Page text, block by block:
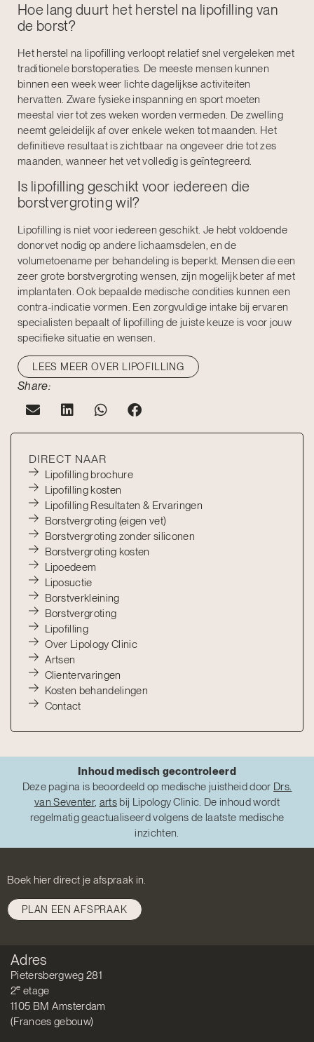
Hoe lang duurt het herstel na lipofilling van
de borst?
Het herstel na lipofilling verloopt relatief snel vergeleken met
traditionele borstoperaties. De meeste mensen kunnen
binnen een week weer lichte dagelijkse activiteiten
hervatten. Zware fysieke inspanning en sport moeten
meestal vier tot zes weken worden vermeden. De zwelling
neemt geleidelijk af over enkele weken tot maanden. Het
definitieve resultaat is zichtbaar na ongeveer drie tot zes
maanden, wanneer het vet volledig is geïntegreerd.
Is lipofilling geschikt voor iedereen die
borstvergroting wil?
Lipofilling is niet voor iedereen geschikt. Je hebt voldoende
donorvet nodig op andere lichaamsdelen, en de
volumetoename per behandeling is beperkt. Mensen die een
zeer grote borstvergroting wensen, zijn mogelijk beter af met
implantaten. Ook bepaalde medische condities kunnen een
contra-indicatie vormen. Een zorgvuldige intake bij ervaren
specialisten bepaalt of lipofilling de juiste keuze is voor jouw
specifieke situatie en wensen.
LEES MEER OVER LIPOFILLING
Share:
DIRECT NAAR
Lipofilling brochure
Lipofilling kosten
Lipofilling Resultaten & Ervaringen
Borstvergroting (eigen vet)
Borstvergroting zonder siliconen
Borstvergroting kosten
Lipoedeem
Liposuctie
Borstverkleining
Borstvergroting
Lipofilling
Over Lipology Clinic
Artsen
Clientervaringen
Kosten behandelingen
Contact
Inhoud medisch gecontroleerd
Deze pagina is beoordeeld op medische juistheid door Drs.
van Seventer, artsbij Lipology Clinic. De inhoud wordt
regelmatig geactualiseerd volgens de laatste medische
inzichten.
Boek hier direct je afspraak in.
PLAN EEN AFSPRAAK
Adres
Pietersbergweg 281
2e etage
1105 BM Amsterdam
(Frances gebouw)